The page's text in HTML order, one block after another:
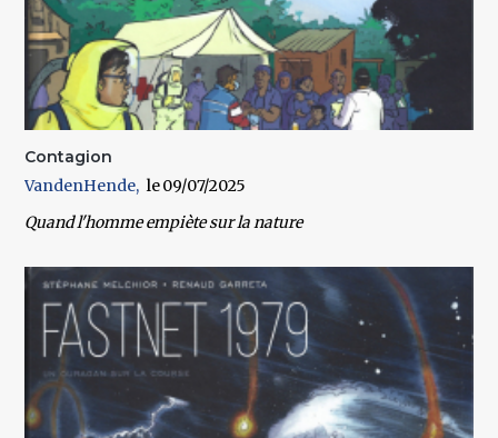
Contagion
VandenHende
09/07/2025
Quand l'homme empiète sur la nature